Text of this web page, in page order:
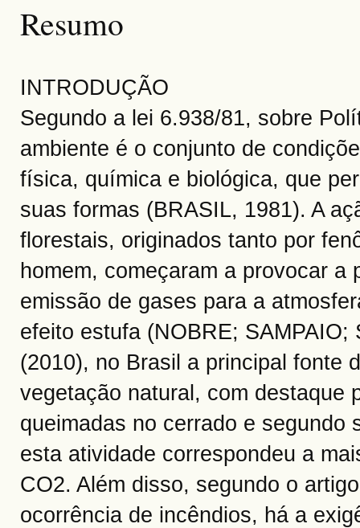
Resumo
INTRODUÇÃO
Segundo a lei 6.938/81, sobre
ambiente é o conjunto de
física, química e biológica, que
suas formas (BRASIL, 1981). A
florestais, originados tanto por
homem, começaram a provocar a
emissão de gases para a
efeito estufa (NOBRE;
(2010), no Brasil a principal fonte
vegetação natural, com destaque
queimadas no cerrado e segundo
esta atividade correspondeu a
CO2. Além disso, segundo o
ocorrência de incêndios, há a